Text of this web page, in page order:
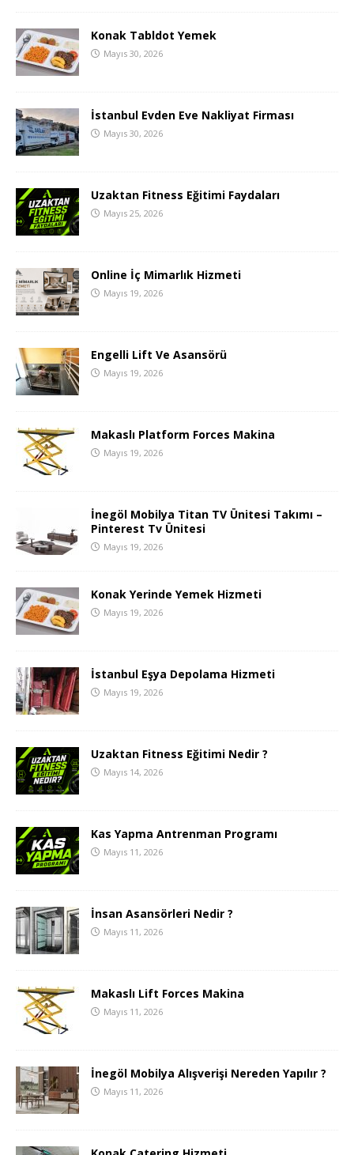
Konak Tabldot Yemek
Mayıs 30, 2026
İstanbul Evden Eve Nakliyat Firması
Mayıs 30, 2026
Uzaktan Fitness Eğitimi Faydaları
Mayıs 25, 2026
Online İç Mimarlık Hizmeti
Mayıs 19, 2026
Engelli Lift Ve Asansörü
Mayıs 19, 2026
Makaslı Platform Forces Makina
Mayıs 19, 2026
İnegöl Mobilya Titan TV Ünitesi Takımı –
Pinterest Tv Ünitesi
Mayıs 19, 2026
Konak Yerinde Yemek Hizmeti
Mayıs 19, 2026
İstanbul Eşya Depolama Hizmeti
Mayıs 19, 2026
Uzaktan Fitness Eğitimi Nedir ?
Mayıs 14, 2026
Kas Yapma Antrenman Programı
Mayıs 11, 2026
İnsan Asansörleri Nedir ?
Mayıs 11, 2026
Makaslı Lift Forces Makina
Mayıs 11, 2026
İnegöl Mobilya Alışverişi Nereden Yapılır ?
Mayıs 11, 2026